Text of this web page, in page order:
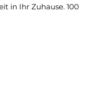
in Ihr Zuhause. 100